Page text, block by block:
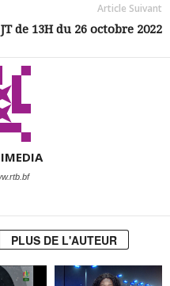
Article Suivant
JT de 13H du 26 octobre 2022
PLUS DE L'AUTEUR